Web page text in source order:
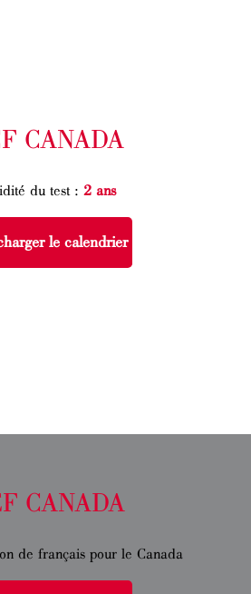
CANADA
du test : 2 ans
le calendrier
CANADA
de français pour le Canada